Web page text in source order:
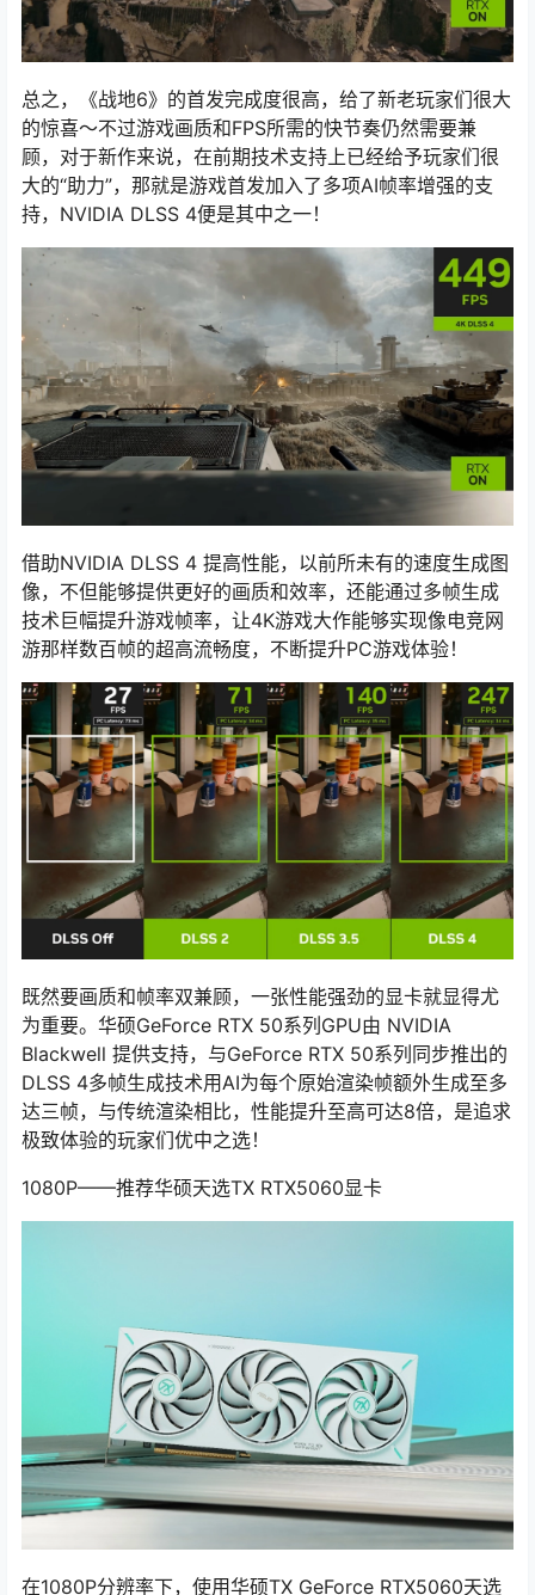
总之，《战地6》的首发完成度很高，给了新老玩家们很大
的惊喜～不过游戏画质和FPS所需的快节奏仍然需要兼
顾，对于新作来说，在前期技术支持上已经给予玩家们很
大的“助力”，那就是游戏首发加入了多项AI帧率增强的支
持，NVIDIA DLSS 4便是其中之一！
借助NVIDIA DLSS 4 提高性能，以前所未有的速度生成图
像，不但能够提供更好的画质和效率，还能通过多帧生成
技术巨幅提升游戏帧率，让4K游戏大作能够实现像电竞网
游那样数百帧的超高流畅度，不断提升PC游戏体验！
既然要画质和帧率双兼顾，一张性能强劲的显卡就显得尤
为重要。华硕GeForce RTX 50系列GPU由 NVIDIA
Blackwell 提供支持，与GeForce RTX 50系列同步推出的
DLSS 4多帧生成技术用AI为每个原始渲染帧额外生成至多
达三帧，与传统渲染相比，性能提升至高可达8倍，是追求
极致体验的玩家们优中之选！
1080P——推荐华硕天选TX RTX5060显卡
在1080P分辨率下，使用华硕TX GeForce RTX5060天选